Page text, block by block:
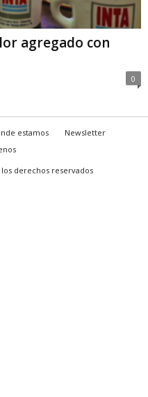
agregado con
0
estamos
Newsletter
derechos reservados